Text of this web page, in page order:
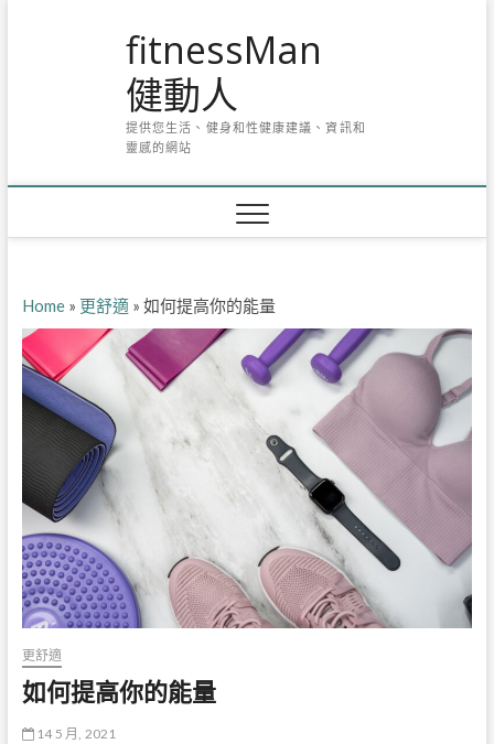
fitnessMan
健動人
提供您生活、健身和性健康建議、資訊和
靈感的網站
Home» 更舒適» 如何提高你的能量
更舒適
如何提高你的能量
14 5 月, 2021